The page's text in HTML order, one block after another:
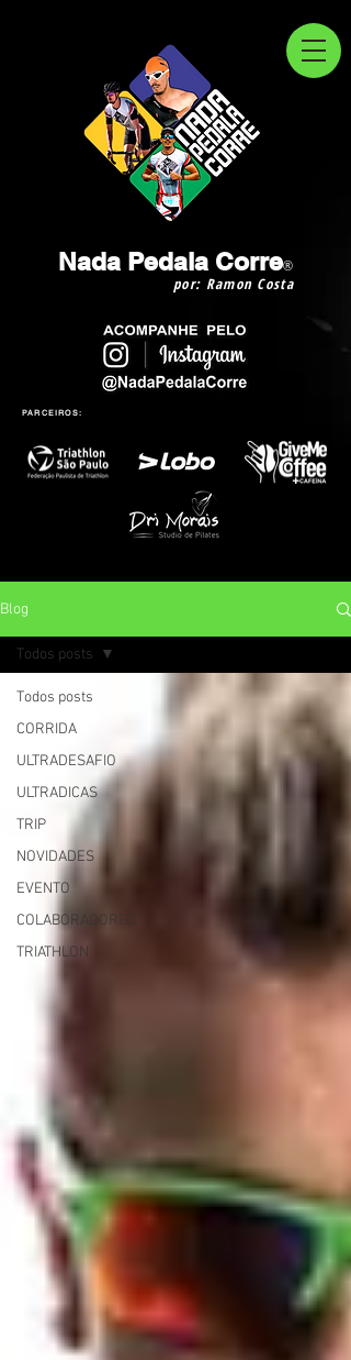
Nada Pedala Corre®
por: Ramon Costa
PARCEIROS:
Blog
Todos posts
CORRIDA
ULTRADESAFIO
ULTRADICAS
TRIP
NOVIDADES
EVENTO
COLABORADORES
TRIATHLON
Todos posts